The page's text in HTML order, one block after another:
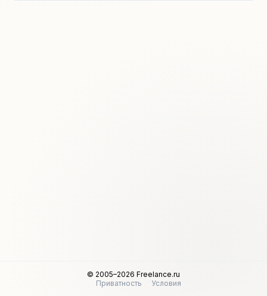
© 2005–2026 Freelance.ru
Приватность
Условия